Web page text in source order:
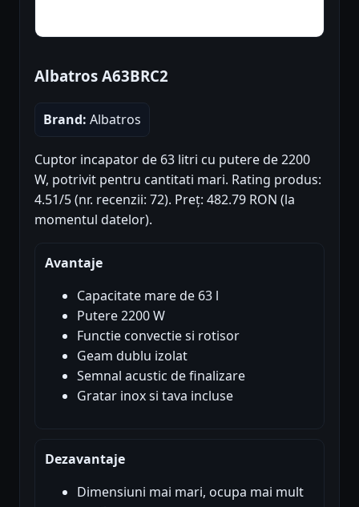
Albatros A63BRC2
Brand: Albatros
Cuptor incapator de 63 litri cu putere de 2200
W, potrivit pentru cantitati mari. Rating produs:
4.51/5 (nr. recenzii: 72). Preț: 482.79 RON (la
momentul datelor).
Avantaje
Capacitate mare de 63 l
Putere 2200 W
Functie convectie si rotisor
Geam dublu izolat
Semnal acustic de finalizare
Gratar inox si tava incluse
Dezavantaje
Dimensiuni mai mari, ocupa mai mult